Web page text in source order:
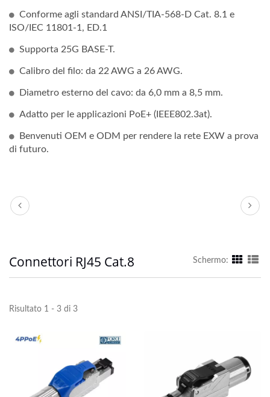
Conforme agli standard ANSI/TIA-568-D Cat. 8.1 e
ISO/IEC 11801-1, ED.1
Supporta 25G BASE-T.
Calibro del filo: da 22 AWG a 26 AWG.
Diametro esterno del cavo: da 6,0 mm a 8,5 mm.
Adatto per le applicazioni PoE+ (IEEE802.3at).
Benvenuti OEM e ODM per rendere la rete EXW a prova
di futuro.
Connettori RJ45 Cat.8 Schermo:
Risultato 1 - 3 di 3